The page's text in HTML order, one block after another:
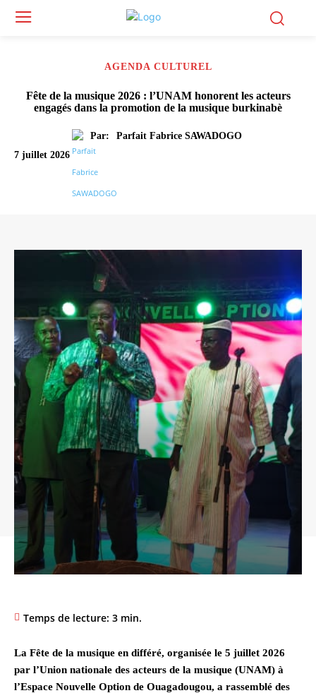
AGENDA CULTUREL
Fête de la musique 2026 : l’UNAM honorent les acteurs
engagés dans la promotion de la musique burkinabè
Par:
Parfait Fabrice SAWADOGO
7 juillet 2026
Temps de lecture: 3 min.
La Fête de la musique en différé, organisée le 5 juillet 2026
par l’Union nationale des acteurs de la musique (UNAM) à
l’Espace Nouvelle Option de Ouagadougou, a rassemblé des